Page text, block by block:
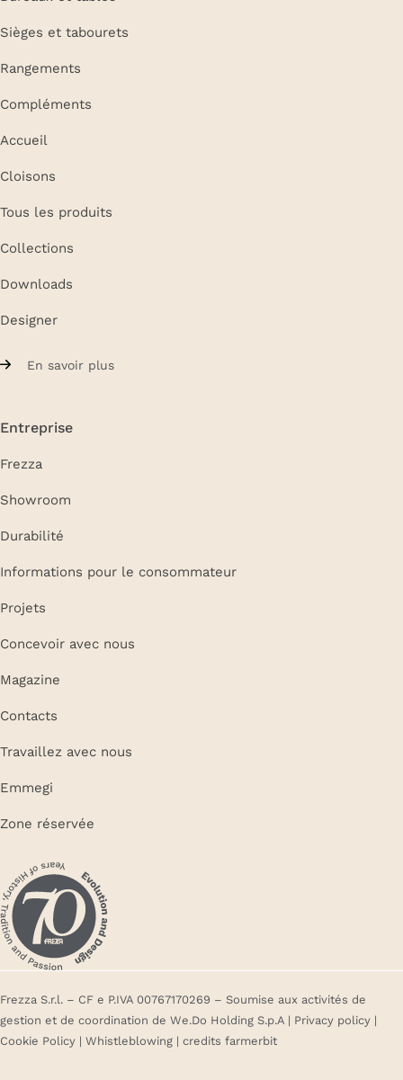
Sièges et tabourets
Rangements
Compléments
Accueil
Cloisons
Tous les produits
Collections
Downloads
Designer
En savoir plus
Entreprise
Frezza
Showroom
Durabilité
Informations pour le consommateur
Projets
Concevoir avec nous
Magazine
Contacts
Travaillez avec nous
Emmegi
Zone réservée
Frezza S.r.l. – CF e P.IVA 00767170269 – Soumise aux activités de
gestion et de coordination de We.Do Holding S.p.A | Privacy policy |
Cookie Policy | Whistleblowing | credits farmerbit